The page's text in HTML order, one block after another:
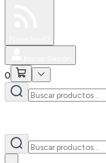
0